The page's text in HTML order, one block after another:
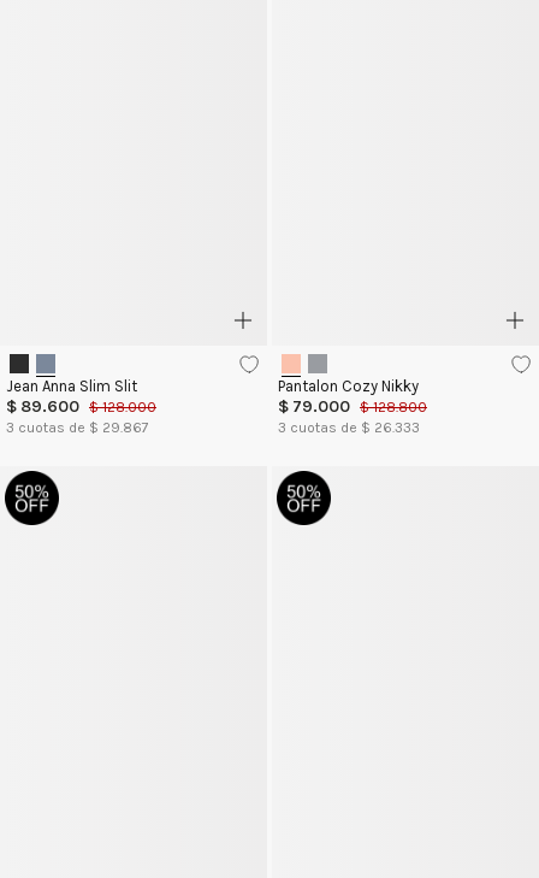
Jean Anna Slim Slit
$ 89.600 $ 128.000
3 cuotas de $ 29.867
Pantalon Cozy Nikky
$ 79.000 $ 128.800
3 cuotas de $ 26.333